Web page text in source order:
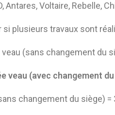
Antares, Voltaire, Rebelle,
si plusieurs travaux sont
(sans changement du
veau (avec changement
changement du siège)